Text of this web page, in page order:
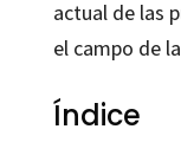
actual de las
el campo de
Índice